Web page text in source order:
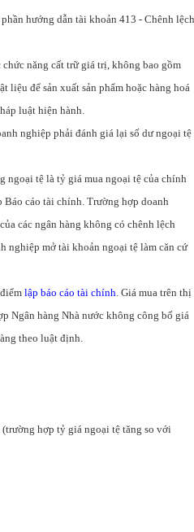
hướng dẫn tài khoản 413 - Chênh lệch
năng cất trữ giá trị, không bao gồm
để sản xuất sản phẩm hoặc hàng hoá
luật hiện hành.
nghiệp phải đánh giá lại số dư ngoại tệ
ngoại tệ là tỷ giá mua ngoại tệ của chính
cáo tài chính. Trường hợp doanh
các ngân hàng không có chênh lệch
nghiệp mở tài khoản ngoại tệ làm căn cứ
lập báo cáo tài chính . Giá mua trên thị
Ngân hàng Nhà nước không công bố giá
theo luật định.
hợp tỷ giá ngoại tệ tăng so với